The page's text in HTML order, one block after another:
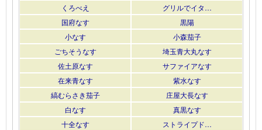
くろべえ
グリルでイタ…
国府なす
黒陽
小なす
小森茄子
ごちそうなす
埼玉青大丸なす
佐土原なす
サファイアなす
在来青なす
紫水なす
縞むらさき茄子
庄屋大長なす
白なす
真黒なす
十全なす
ストライプド…